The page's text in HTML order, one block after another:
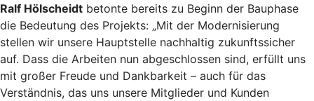
Ralf Hölscheidt betonte bereits zu Beginn der Bauphase
die Bedeutung des Projekts: „Mit der Modernisierung
stellen wir unsere Hauptstelle nachhaltig zukunftssicher
auf. Dass die Arbeiten nun abgeschlossen sind, erfüllt uns
mit großer Freude und Dankbarkeit – auch für das
Verständnis, das uns unsere Mitglieder und Kunden